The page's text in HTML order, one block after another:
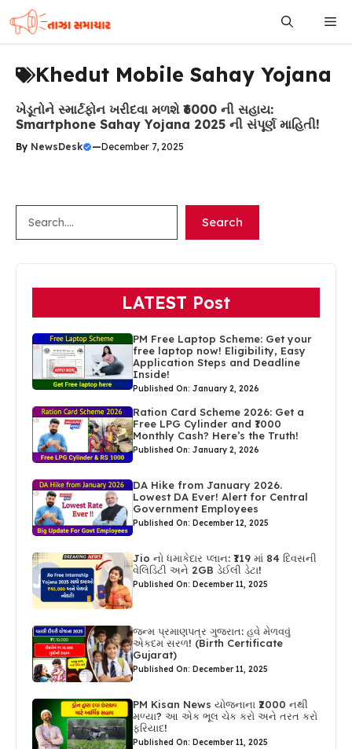
to
content
Khedut Mobile Sahay Yojana
ખેડૂતોને સ્માર્ટફોન ખરીદવા મળશે ₹6000 ની સહાય:
Smartphone Sahay Yojana 2025 ની સંપૂર્ણ માહિતી!
By NewsDesk —December 7, 2025
Search
LATEST Post
PM Free Laptop Scheme: Get your
free laptop now! Eligibility, Easy
Application Steps and Deadline
Inside!
Published On: January 2, 2026
Ration Card Scheme 2026: Get a
Free LPG Cylinder and ₹1000
Monthly Cash? Here’s the Truth!
Published On: January 2, 2026
DA Hike from January 2026.
Lowest DA Ever! Alert for Central
Government Employees
Published On: December 12, 2025
Jio નો ધમાકેદાર પ્લાન: ₹119 માં 84 દિવસની
વેલિડિટી અને 2GB ડેઈલી ડેટા!
Published On: December 11, 2025
જન્મ પ્રમાણપત્ર ગુજરાત: હવે મેળવવું
એકદમ સરળ! (Birth Certificate
Gujarat)
Published On: December 11, 2025
PM Kisan News યોજનાના ₹2000 નથી
મળ્યા? આ એક ભૂલ ચેક કરો અને તરત કરો
ફરિયાદ!
Published On: December 11, 2025